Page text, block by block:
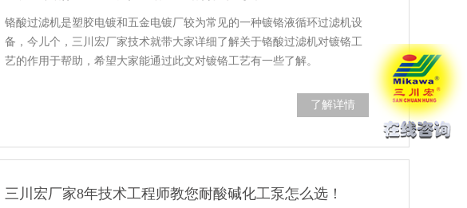
铬酸过滤机是塑胶电镀和五金电镀厂较为常见的一种镀铬液循环过滤机设
备，今儿个，三川宏厂家技术就带大家详细了解关于铬酸过滤机对镀铬工
艺的作用于帮助，希望大家能通过此文对镀铬工艺有一些了解。
了解详情
三川宏厂家8年技术工程师教您耐酸碱化工泵怎么选！